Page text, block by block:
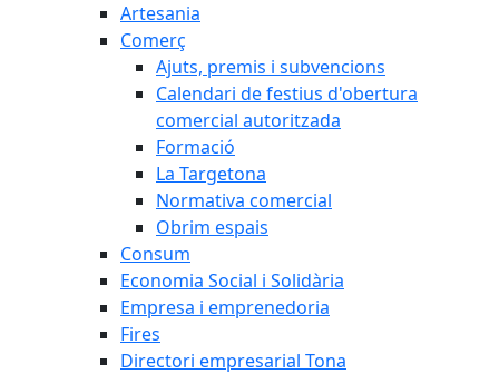
Artesania
Comerç
Ajuts, premis i subvencions
Calendari de festius d'obertura
comercial autoritzada
Formació
La Targetona
Normativa comercial
Obrim espais
Consum
Economia Social i Solidària
Empresa i emprenedoria
Fires
Directori empresarial Tona